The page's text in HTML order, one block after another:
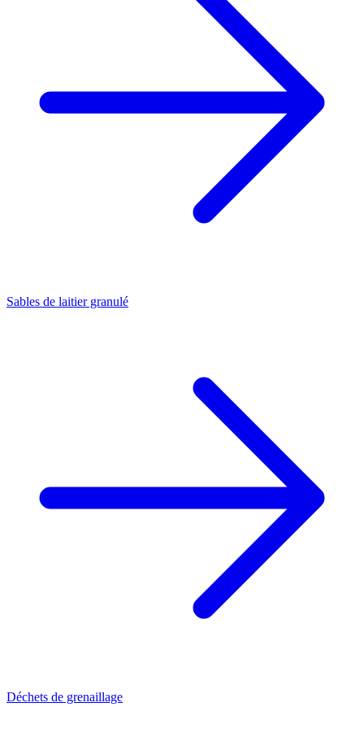
Sables de laitier granulé
Déchets de grenaillage